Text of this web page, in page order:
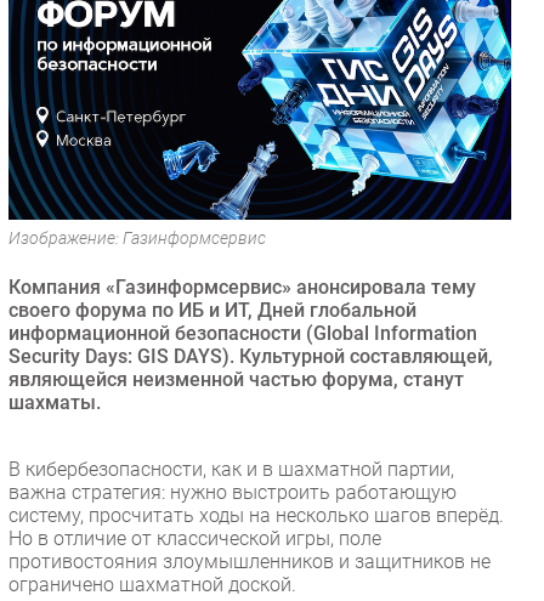
Outsourcing
Кадры
Регулирование
Финансы
Web
Безопасность
Инновации
Гаджеты
Здоровье
РАЗДЕЛЫ
Аналитика
Интервью
Мероприятия
Проекты
Изображение: Газинформсервис
Компания «Газинформсервис» анонсировала тему
своего форума по ИБ и ИТ, Дней глобальной
информационной безопасности (Global Information
Security Days: GIS DAYS). Культурной составляющей,
являющейся неизменной частью форума, станут
шахматы.
В кибербезопасности, как и в шахматной партии,
важна стратегия: нужно выстроить работающую
систему, просчитать ходы на несколько шагов вперёд.
Но в отличие от классической игры, поле
противостояния злоумышленников и защитников не
ограничено шахматной доской.